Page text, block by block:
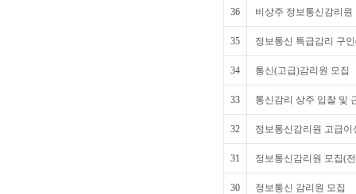
36 비상주 정보통신감리원
35 정보통신 특급감리 구
34 통신(고급)감리원 모집
33 통신감리 상주 입찰 및
32 정보통신감리원 고급
31 정보통신감리원 모집(
30 정보통신 감리원 모집